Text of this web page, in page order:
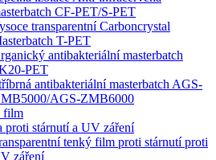
CF-PET/S-PET
transparentní Carboncrystal
T-PET
antibakteriální masterbatch
PET
antibakteriální masterbatch AGS-
AGS-ZMB6000
film
proti stárnutí a UV záření
tenký film proti stárnutí proti
záření